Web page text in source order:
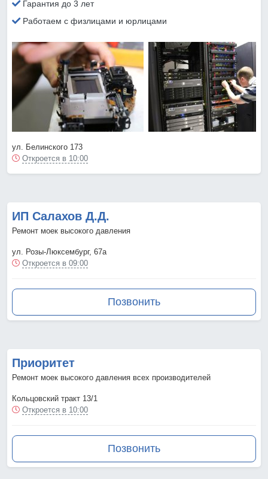
Гарантия до 3 лет
Работаем с физлицами и юрлицами
ул. Белинского 173
Откроется в 10:00
ИП Салахов Д.Д.
Ремонт моек высокого давления
ул. Розы-Люксембург, 67а
Откроется в 09:00
Позвонить
Приоритет
Ремонт моек высокого давления всех производителей
Кольцовский тракт 13/1
Откроется в 10:00
Позвонить